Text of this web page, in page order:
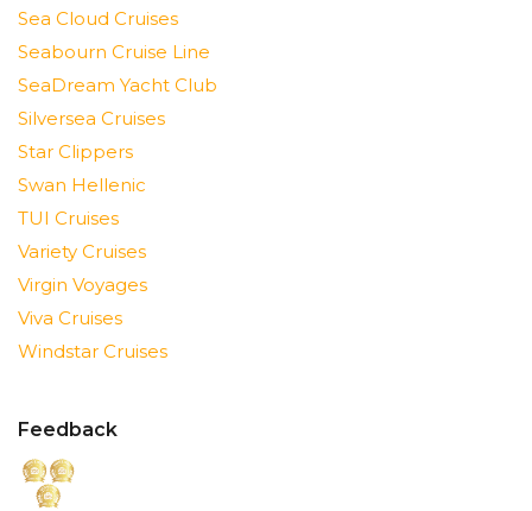
Sea Cloud Cruises
Seabourn Cruise Line
SeaDream Yacht Club
Silversea Cruises
Star Clippers
Swan Hellenic
TUI Cruises
Variety Cruises
Virgin Voyages
Viva Cruises
Windstar Cruises
Feedback